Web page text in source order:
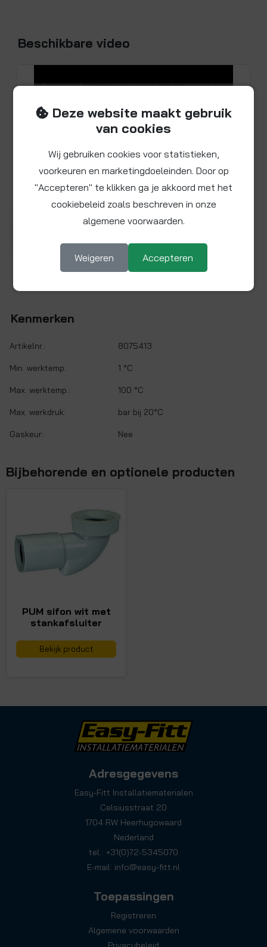
Beschikbare video
Bekijk video voor product 8075413
PUM sifon verchroomd met stankafsluiter
Kenmerken
Artikelnr.: 8075413
Min. werktemp.: 1 °C
Max. werktemp.: 100 °C
Max. werkdruk: bar bij 20°C
Gaskeur: Nee
Bijbehorende en optionele producten
PUM sifon wit met
stankafsluiter
Bekijk product
Adresgegevens
Easy-Fitt Installatiematerialen
Celsiusstraat 20
1704 RW Heerhugowaard
Nederland
tel.: +31(0)72-5345070
E-mail: info@easy-fitt.nl
Toepassingen
Registreren
Algemene voorwaarden
Deze website maakt gebruik
van cookies
Wij gebruiken cookies voor statistieken,
voorkeuren en marketingdoeleinden. Door op
"Accepteren" te klikken ga je akkoord met het
cookiebeleid zoals beschreven in onze
algemene voorwaarden.
Weigeren Accepteren